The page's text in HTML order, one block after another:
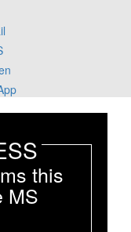
this
MS